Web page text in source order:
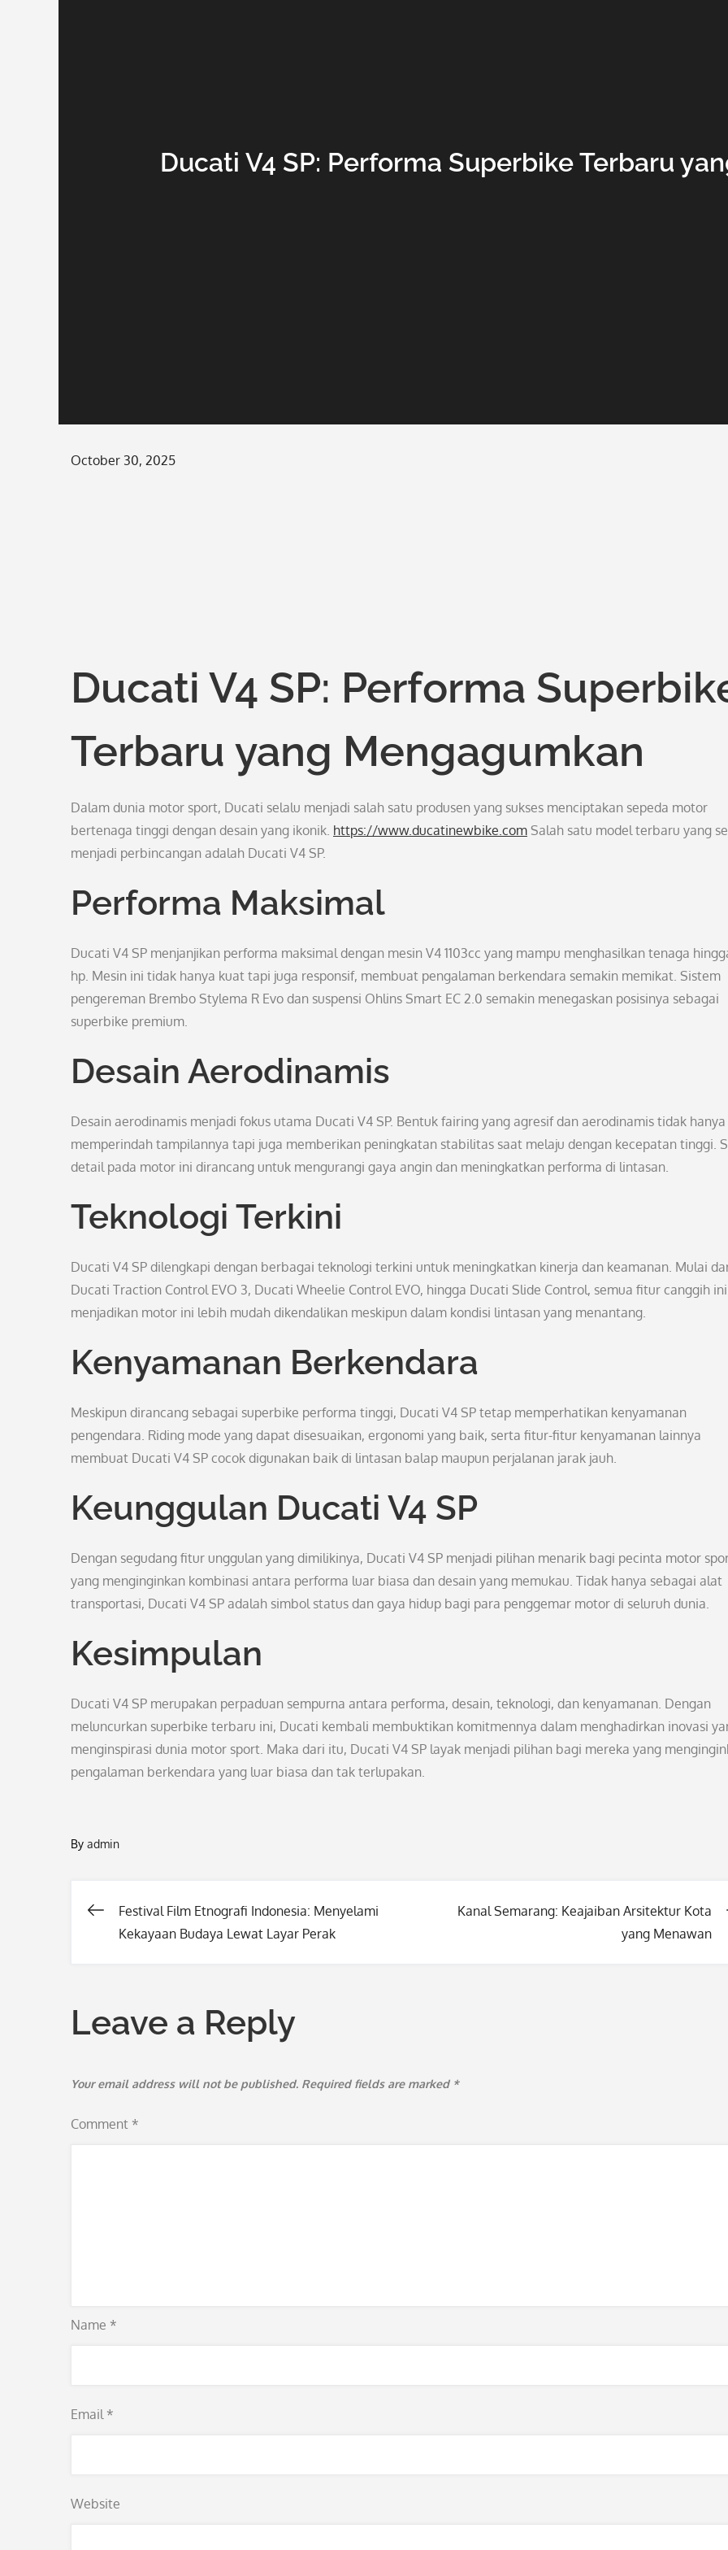
Ducati V4 SP: Performa Superbike Terbaru
Posted
October 30, 2025
Ducati V4 SP: Performa
Terbaru yang Mengagumkan
Dalam dunia motor sport, Ducati selalu menjadi salah satu produsen yang sukses menciptakan sepeda motor
bertenaga tinggi dengan desain yang ikonik. https://www.ducatinewbike.com Salah satu model terbaru yang
menjadi perbincangan adalah Ducati V4 SP.
Performa Maksimal
Ducati V4 SP menjanjikan performa maksimal dengan mesin V4 1103cc yang mampu menghasilkan tenaga
hp. Mesin ini tidak hanya kuat tapi juga responsif, membuat pengalaman berkendara semakin memikat. Sistem
pengereman Brembo Stylema R Evo dan suspensi Ohlins Smart EC 2.0 semakin menegaskan posisinya sebagai
superbike premium.
Desain Aerodinamis
Desain aerodinamis menjadi fokus utama Ducati V4 SP. Bentuk fairing yang agresif dan aerodinamis tidak hanya
memperindah tampilannya tapi juga memberikan peningkatan stabilitas saat melaju dengan kecepatan tinggi.
detail pada motor ini dirancang untuk mengurangi gaya angin dan meningkatkan performa di lintasan.
Teknologi Terkini
Ducati V4 SP dilengkapi dengan berbagai teknologi terkini untuk meningkatkan kinerja dan keamanan. Mulai
Ducati Traction Control EVO 3, Ducati Wheelie Control EVO, hingga Ducati Slide Control, semua fitur canggih ini
menjadikan motor ini lebih mudah dikendalikan meskipun dalam kondisi lintasan yang menantang.
Kenyamanan Berkendara
Meskipun dirancang sebagai superbike performa tinggi, Ducati V4 SP tetap memperhatikan kenyamanan
pengendara. Riding mode yang dapat disesuaikan, ergonomi yang baik, serta fitur-fitur kenyamanan lainnya
membuat Ducati V4 SP cocok digunakan baik di lintasan balap maupun perjalanan jarak jauh.
Keunggulan Ducati V4 SP
Dengan segudang fitur unggulan yang dimilikinya, Ducati V4 SP menjadi pilihan menarik bagi pecinta motor
yang menginginkan kombinasi antara performa luar biasa dan desain yang memukau. Tidak hanya sebagai alat
transportasi, Ducati V4 SP adalah simbol status dan gaya hidup bagi para penggemar motor di seluruh dunia.
Kesimpulan
Ducati V4 SP merupakan perpaduan sempurna antara performa, desain, teknologi, dan kenyamanan. Dengan
meluncurkan superbike terbaru ini, Ducati kembali membuktikan komitmennya dalam menghadirkan inovasi
menginspirasi dunia motor sport. Maka dari itu, Ducati V4 SP layak menjadi pilihan bagi mereka yang
pengalaman berkendara yang luar biasa dan tak terlupakan.
By admin
Post
Festival Film Etnografi Indonesia: Menyelami
Kekayaan Budaya Lewat Layar Perak
Kanal Semarang: Keajaiban Arsitektur Kota
yang Menawan
Leave a Reply
Your email address will not be published. Required fields are marked *
Comment *
Name *
Email *
Website